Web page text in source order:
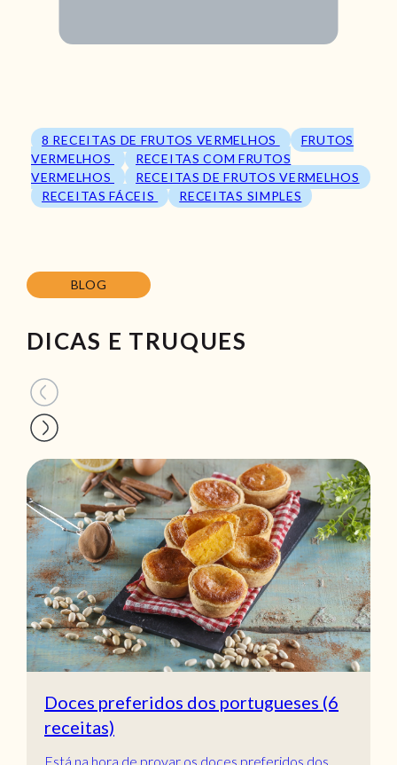
8 RECEITAS DE FRUTOS VERMELHOS
FRUTOS
VERMELHOS
RECEITAS COM FRUTOS
VERMELHOS
RECEITAS DE FRUTOS VERMELHOS
RECEITAS FÁCEIS
RECEITAS SIMPLES
BLOG
DICAS E TRUQUES
Doces preferidos dos portugueses (6
receitas)
Está na hora de provar os doces preferidos dos